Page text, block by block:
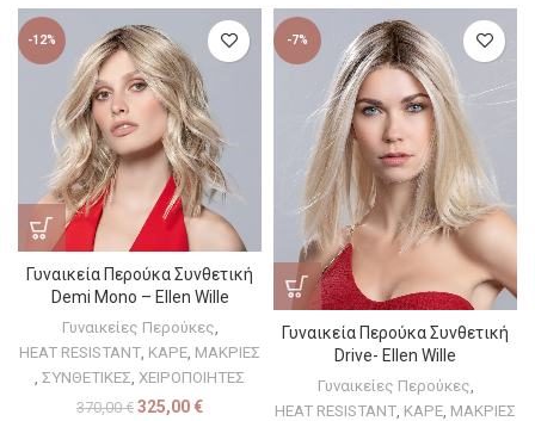
-12%
Γυναικεία Περούκα Συνθετική
Demi Mono – Ellen Wille
Γυναικείες Περούκες
HEAT RESISTANT ΚΑΡΕ ΜΑΚΡΙΕΣ
ΣΥΝΘΕΤΙΚΕΣ ΧΕΙΡΟΠΟΙΗΤΕΣ
370,00€ 325,00 €
-7%
Γυναικεία Περούκα Συνθετική
Drive- Ellen Wille
Γυναικείες Περούκες
HEAT RESISTANT ΚΑΡΕ ΜΑΚΡΙΕΣ